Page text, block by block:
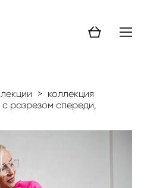
> коллекция
разрезом спереди,